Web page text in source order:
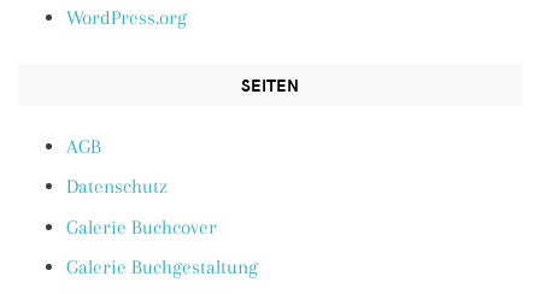
WordPress.org
SEITEN
AGB
Datenschutz
Galerie Buchcover
Galerie Buchgestaltung